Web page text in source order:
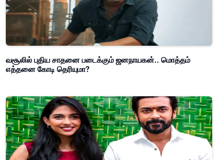
வசூலில் புதிய சாதனை படைக்கும் ஜனநாயகன்.. மொத்தம்
எத்தனை கோடி தெரியுமா?